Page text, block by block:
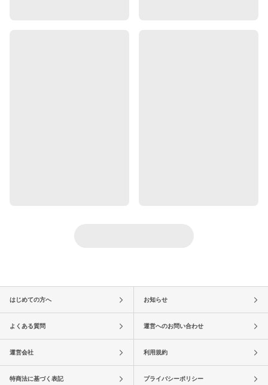
はじめての方へ お知らせ
よくある質問 運営へのお問い合わせ
運営会社 利用規約
特商法に基づく表記 プライバシーポリシー